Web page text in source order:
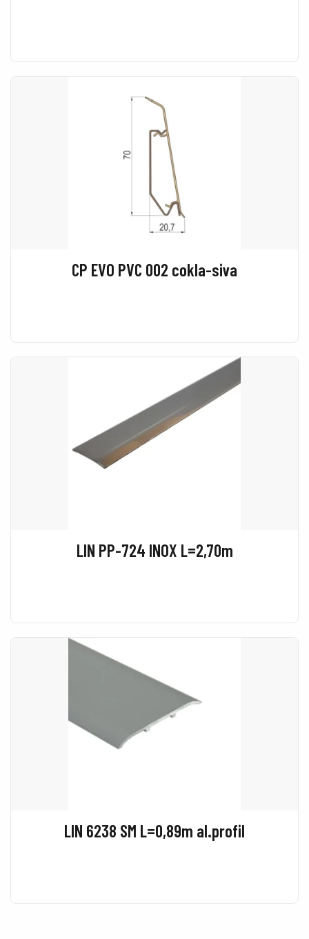
CP EVO PVC 002 cokla-siva
LIN PP-724 INOX L=2,70m
LIN 6238 SM L=0,89m al.profil